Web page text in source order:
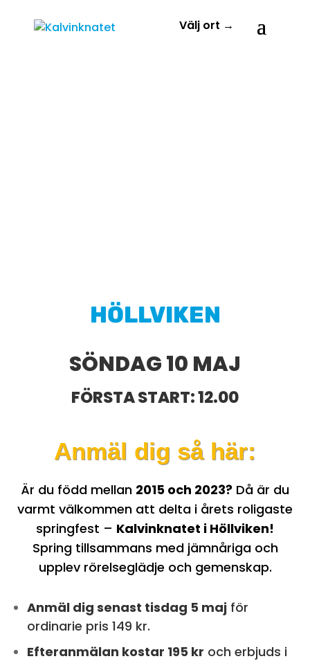
HÖLLVIKEN
SÖNDAG 10 MAJ
FÖRSTA START: 12.00
Anmäl dig så här:
Är du född mellan 2015 och 2023? Då är du
varmt välkommen att delta i årets roligaste
springfest – Kalvinknatet i Höllviken!
Spring tillsammans med jämnåriga och
upplev rörelseglädje och gemenskap.
Anmäl dig senast tisdag 5 maj för
ordinarie pris 149 kr.
Efteranmälan kostar 195 kr och erbjuds i